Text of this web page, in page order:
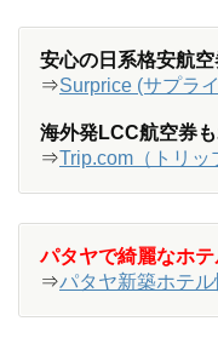
安心の日系格安航
⇒Surprice (サプラ
海外発LCC航空券
⇒Trip.com（トリッ
パタヤで綺麗なホ
⇒パタヤ新築ホテ